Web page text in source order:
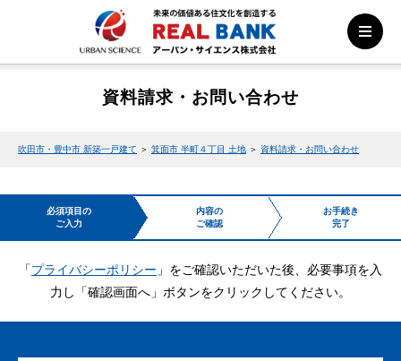
資料請求・お問い合わせ
吹田市・豊中市 新築一戸建て ＞ 箕面市 半町４丁目 土地 ＞ 資料請求・お問い合わせ
必須項目の
ご入力
内容の
ご確認
お手続き
完了
「プライバシーポリシー 」をご確認いただいた後、必要事項を入
力し「確認画面へ」ボタンをクリックしてください。